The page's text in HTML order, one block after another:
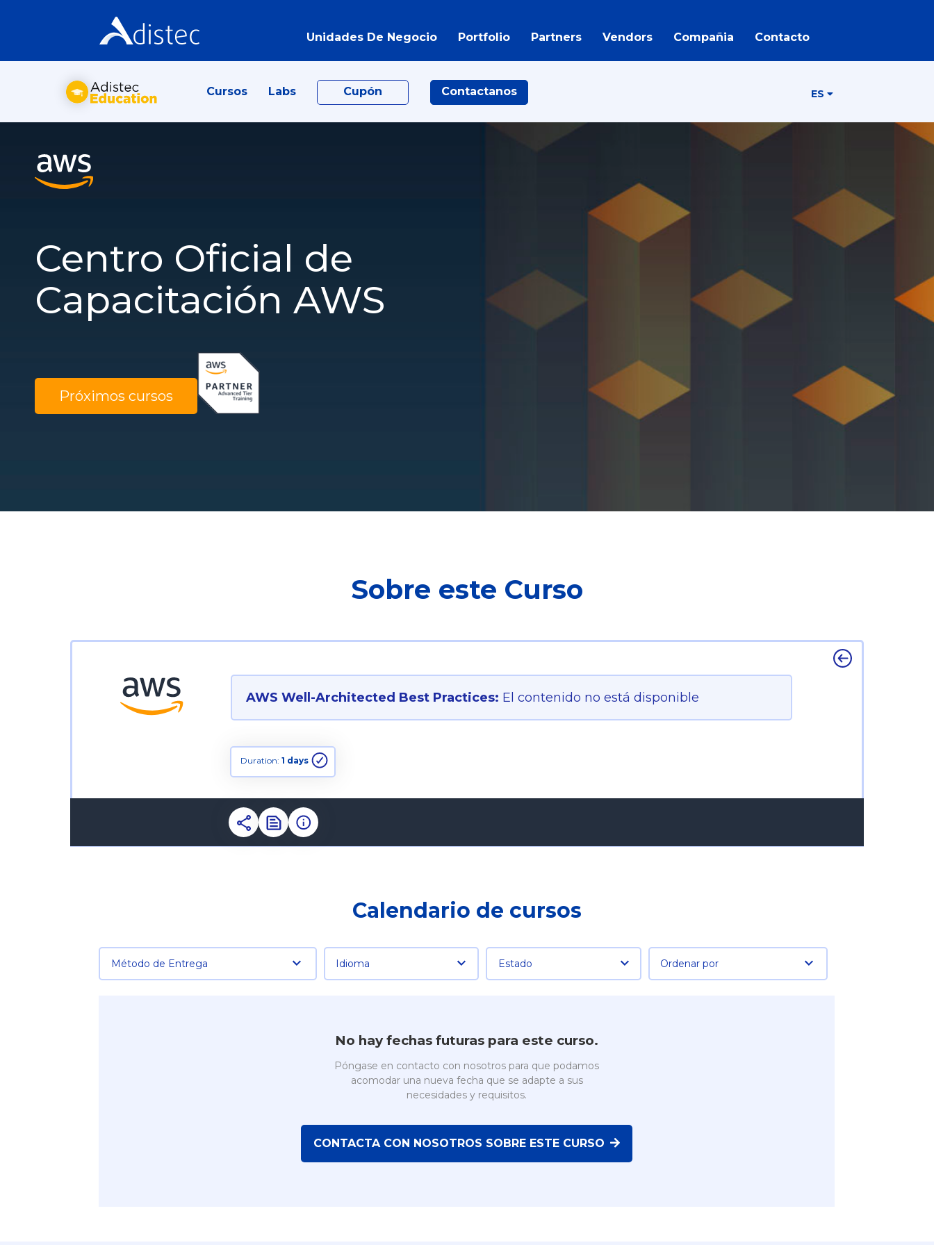
Unidades De Negocio Portfolio Partners Vendors Compañia Contacto
Cursos Labs Cupón Contactanos ES
Centro Oficial de
Capacitación AWS
Próximos cursos
Sobre este Curso
AWS Well-Architected Best Practices: El contenido no está disponible
Duration:1 days
Calendario de cursos
Método de Entrega Idioma Estado Ordenar por
No hay fechas futuras para este curso.
Póngase en contacto con nosotros para que podamos
acomodar una nueva fecha que se adapte a sus
necesidades y requisitos.
CONTACTA CON NOSOTROS SOBRE ESTE CURSO